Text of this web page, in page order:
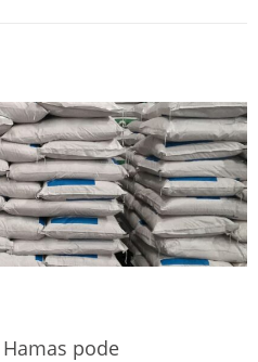
pode